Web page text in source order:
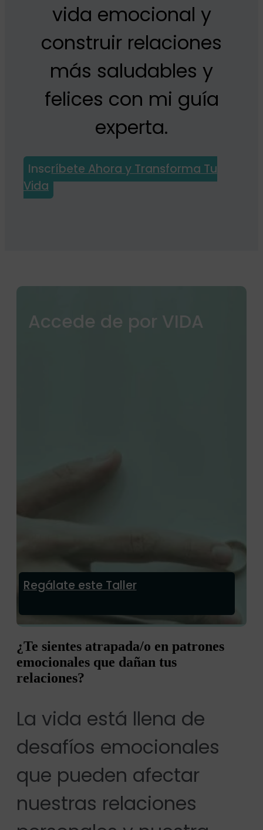
vida emocional y
construir relaciones
más saludables y
felices con mi guía
experta.
Inscríbete Ahora y Transforma Tu
Vida
Accede de por VIDA
Regálate este Taller
¿Te sientes atrapada/o en patrones
emocionales que dañan tus
relaciones?
La vida está llena de
desafíos emocionales
que pueden afectar
nuestras relaciones